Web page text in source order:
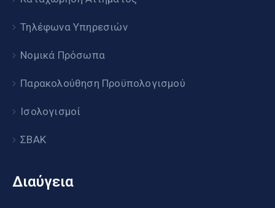
Τηλέφωνα Υπηρεσιών
Νομικά Πρόσωπα
Παρακολούθηση Προϋπολογισμού
Ισολογισμοί
ΣΒΑΚ
Διαύγεια